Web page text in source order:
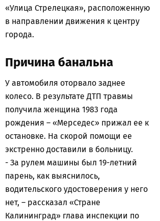
«Улица Стрелецкая», расположенную
в направлении движения к центру
города.
Причина банальна
У автомобиля оторвало заднее
колесо. В результате ДТП травмы
получила женщина 1983 года
рождения – «Мерседес» прижал ее к
остановке. На скорой помощи ее
экстренно доставили в больницу.
- За рулем машины был 19-летний
парень, как выяснилось,
водительского удостоверения у него
нет, – рассказал «Стране
Калининград» глава инспекции по